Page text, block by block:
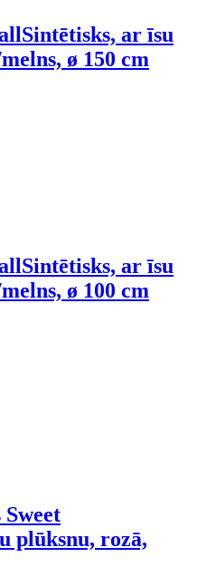
Sintētisks, ar īsu
ø 150 cm
Sintētisks, ar īsu
ø 100 cm
plūksnu, rozā,